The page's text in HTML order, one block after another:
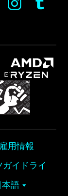
雇用情報
ガイドライ
本語